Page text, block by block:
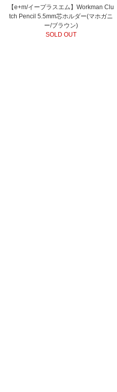
【e+m/イープラスエム】Workman Clu
tch Pencil 5.5mm芯ホルダー(マホガニ
ー/ブラウン)
SOLD OUT